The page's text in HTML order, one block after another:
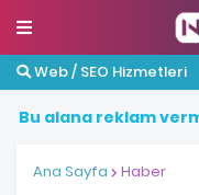
Web / SEO Hizmetleri
Bu alana reklamver
Ana Sayfa Haber